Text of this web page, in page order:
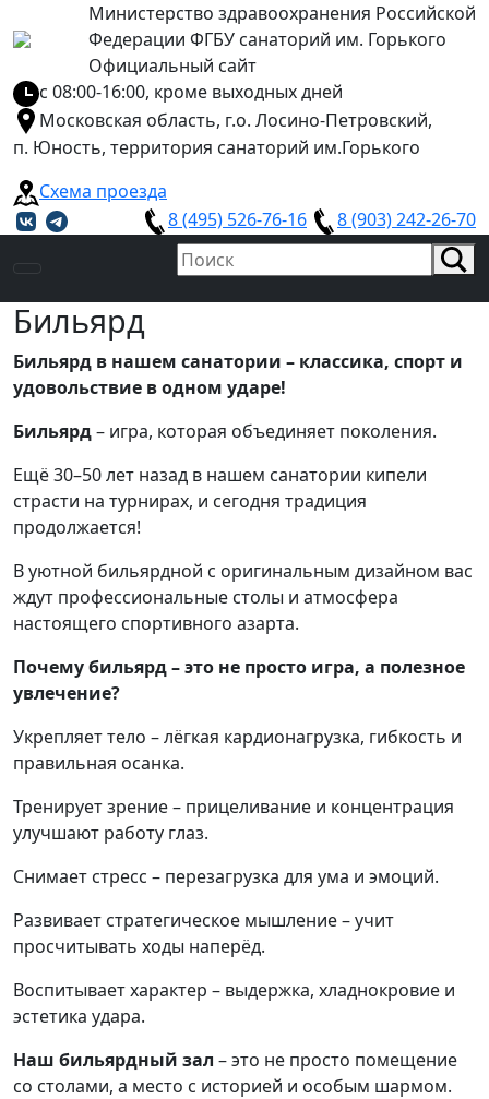
Министерство здравоохранения Российской
Федерации ФГБУ санаторий им. Горького
Официальный сайт
с 08:00-16:00, кроме выходных дней
Московская область, г.о. Лосино-Петровский,
п. Юность, территория санаторий им.Горького
Схема проезда
8 (495) 526-76-16
8 (903) 242-26-70
Бильярд
Бильярд в нашем санатории – классика, спорт и
удовольствие в одном ударе!
Бильярд– игра, которая объединяет поколения.
Ещё 30–50 лет назад в нашем санатории кипели
страсти на турнирах, и сегодня традиция
продолжается!
В уютной бильярдной с оригинальным дизайном вас
ждут профессиональные столы и атмосфера
настоящего спортивного азарта.
Почему бильярд – это не просто игра, а полезное
увлечение?
Укрепляет тело – лёгкая кардионагрузка, гибкость и
правильная осанка.
Тренирует зрение – прицеливание и концентрация
улучшают работу глаз.
Снимает стресс – перезагрузка для ума и эмоций.
Развивает стратегическое мышление – учит
просчитывать ходы наперёд.
Воспитывает характер – выдержка, хладнокровие и
эстетика удара.
Наш бильярдный зал – это не просто помещение
со столами, а место с историей и особым шармом.